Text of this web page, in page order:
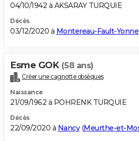
04/10/1942 à AKSARAY TURQUIE
Décès
03/12/2020 à Montereau-Fault-Yonne
Esme GOK (58 ans)
Créer une cagnotte obsèques
Naissance
21/09/1962 à POHRENK TURQUIE
Décès
22/09/2020 à Nancy(Meurthe-et-